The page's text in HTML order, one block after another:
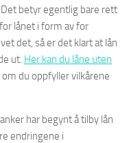
betyr egentlig bare rett
lånet i form av for
det, så er det klart at lån
ut. Her kan du låne uten
du oppfyller vilkårene
har begynt å tilby lån
endringene i